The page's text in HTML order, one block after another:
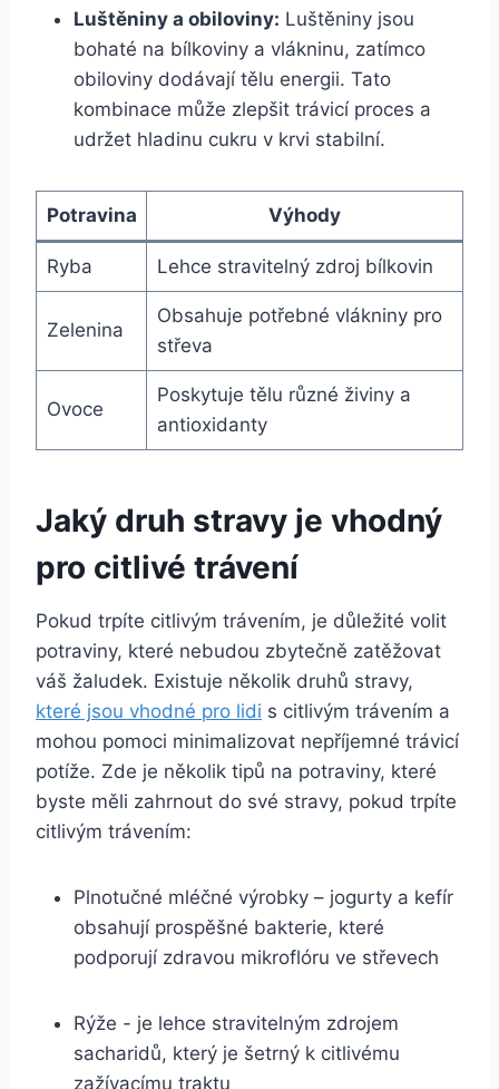
Luštěniny a obiloviny: Luštěniny jsou
bohaté na bílkoviny a vlákninu, zatímco‌
obiloviny dodávají ​tělu energii. Tato
kombinace‌ může zlepšit ⁢trávicí proces a
udržet hladinu ‌cukru v krvi stabilní.
Potravina Výhody
Ryba Lehce stravitelný zdroj ‍bílkovin
Zelenina
Obsahuje potřebné vlákniny pro
⁣střeva
Ovoce
Poskytuje ⁢tělu různé živiny a
antioxidanty
Jaký druh stravy je vhodný
pro citlivé trávení
Pokud trpíte citlivým trávením, je důležité volit
potraviny,⁣ které nebudou ​zbytečně zatěžovat⁢
váš žaludek. ‍Existuje několik druhů stravy,
které jsou vhodné pro lidi s citlivým trávením a
mohou⁣ pomoci minimalizovat nepříjemné trávicí
potíže. Zde je⁣ několik tipů na potraviny, které
byste měli zahrnout do své‍ stravy, pokud ‍trpíte
citlivým trávením:
Plnotučné⁤ mléčné výrobky⁤ – jogurty⁣ a kefír
obsahují prospěšné bakterie, které
podporují zdravou mikroflóru ve ‍střevech
Rýže -⁢ je lehce stravitelným ⁢zdrojem
sacharidů,‍ který je ⁣šetrný k citlivému⁣
zažívacímu ⁤traktu